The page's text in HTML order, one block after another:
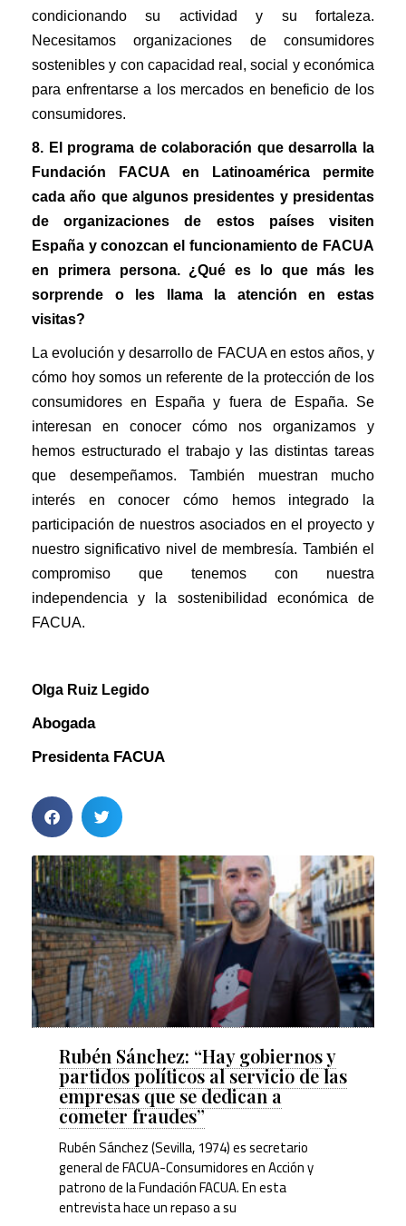
condicionando su actividad y su fortaleza.
Necesitamos organizaciones de consumidores
sostenibles y con capacidad real, social y económica
para enfrentarse a los mercados en beneficio de los
consumidores.
8. El programa de colaboración que desarrolla la
Fundación FACUA en Latinoamérica permite
cada año que algunos presidentes y presidentas
de organizaciones de estos países visiten
España y conozcan el funcionamiento de FACUA
en primera persona. ¿Qué es lo que más les
sorprende o les llama la atención en estas
visitas?
La evolución y desarrollo de FACUA en estos años, y
cómo hoy somos un referente de la protección de los
consumidores en España y fuera de España. Se
interesan en conocer cómo nos organizamos y
hemos estructurado el trabajo y las distintas tareas
que desempeñamos. También muestran mucho
interés en conocer cómo hemos integrado la
participación de nuestros asociados en el proyecto y
nuestro significativo nivel de membresía. También el
compromiso que tenemos con nuestra
independencia y la sostenibilidad económica de
FACUA.
Olga Ruiz Legido
Abogada
Presidenta FACUA
Rubén Sánchez: “Hay gobiernos y
partidos políticos al servicio de las
empresas que se dedican a
cometer fraudes”
Rubén Sánchez (Sevilla, 1974) es secretario
general de FACUA-Consumidores en Acción y
patrono de la Fundación FACUA. En esta
entrevista hace un repaso a su